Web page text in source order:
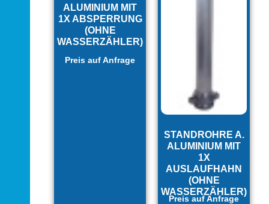
ALUMINIUM MIT
1X ABSPERRUNG
(OHNE
WASSERZÄHLER)
Preis auf Anfrage
STANDROHRE A.
ALUMINIUM MIT
1X
AUSLAUFHAHN
(OHNE
WASSERZÄHLER)
Preis auf Anfrage